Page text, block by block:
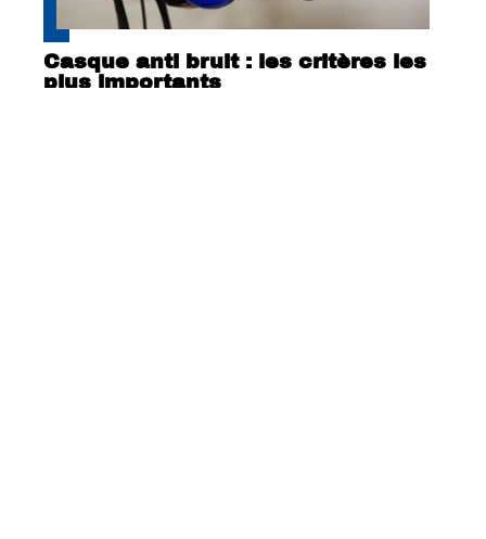
Casque anti bruit : les critères les
plus importants